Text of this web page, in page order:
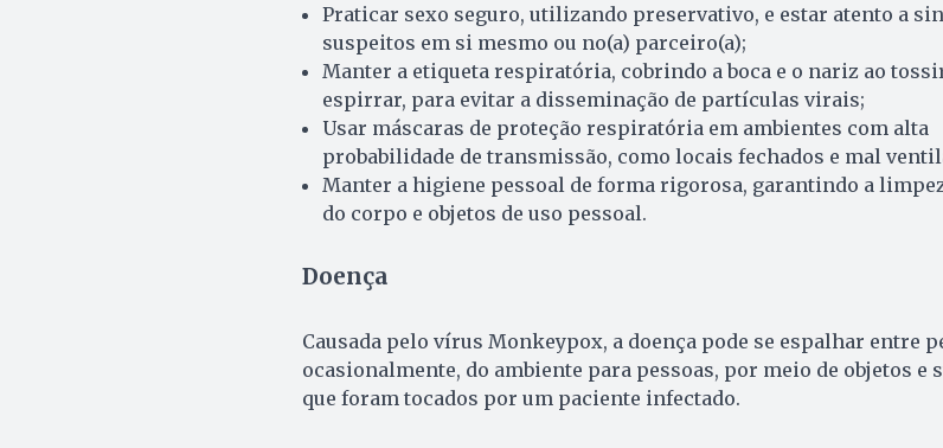
Praticar sexo seguro, utilizando preservativo, e estar atento a
suspeitos em si mesmo ou no(a) parceiro(a);
Manter a etiqueta respiratória, cobrindo a boca e o nariz ao
espirrar, para evitar a disseminação de partículas virais;
Usar máscaras de proteção respiratória em ambientes com alta
probabilidade de transmissão, como locais fechados e mal
Manter a higiene pessoal de forma rigorosa, garantindo a
do corpo e objetos de uso pessoal.
Doença
Causada pelo vírus Monkeypox, a doença pode se espalhar entre
ocasionalmente, do ambiente para pessoas, por meio de objetos e
que foram tocados por um paciente infectado.